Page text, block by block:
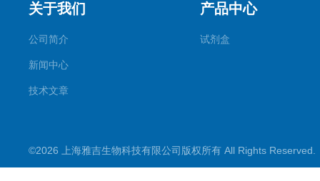
关于我们
公司简介
新闻中心
技术文章
产品中心
试剂盒
©2026 上海雅吉生物科技有限公司版权所有 All Rights